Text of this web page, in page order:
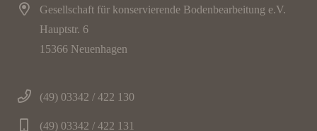
Gesellschaft für konservierende Bodenbearbeitung e.V.
Hauptstr. 6
15366 Neuenhagen
(49) 03342 / 422 130
(49) 03342 / 422 131